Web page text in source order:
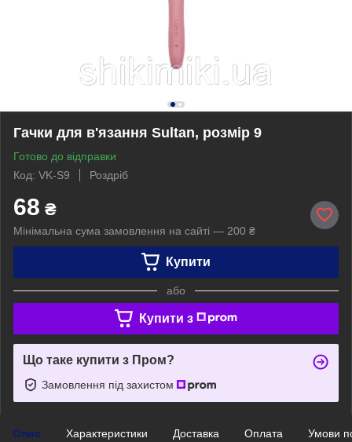
Гачки для в'язання Sultan, розмір 9
Готово до відправки
Код: VK-S9
Роздріб
68 ₴
Мінімальна сума замовлення на сайті — 200 ₴
Купити
або
Купити з
Що таке купити з Пром?
Замовлення під захистом
Опис Характеристики Доставка Оплата Умови